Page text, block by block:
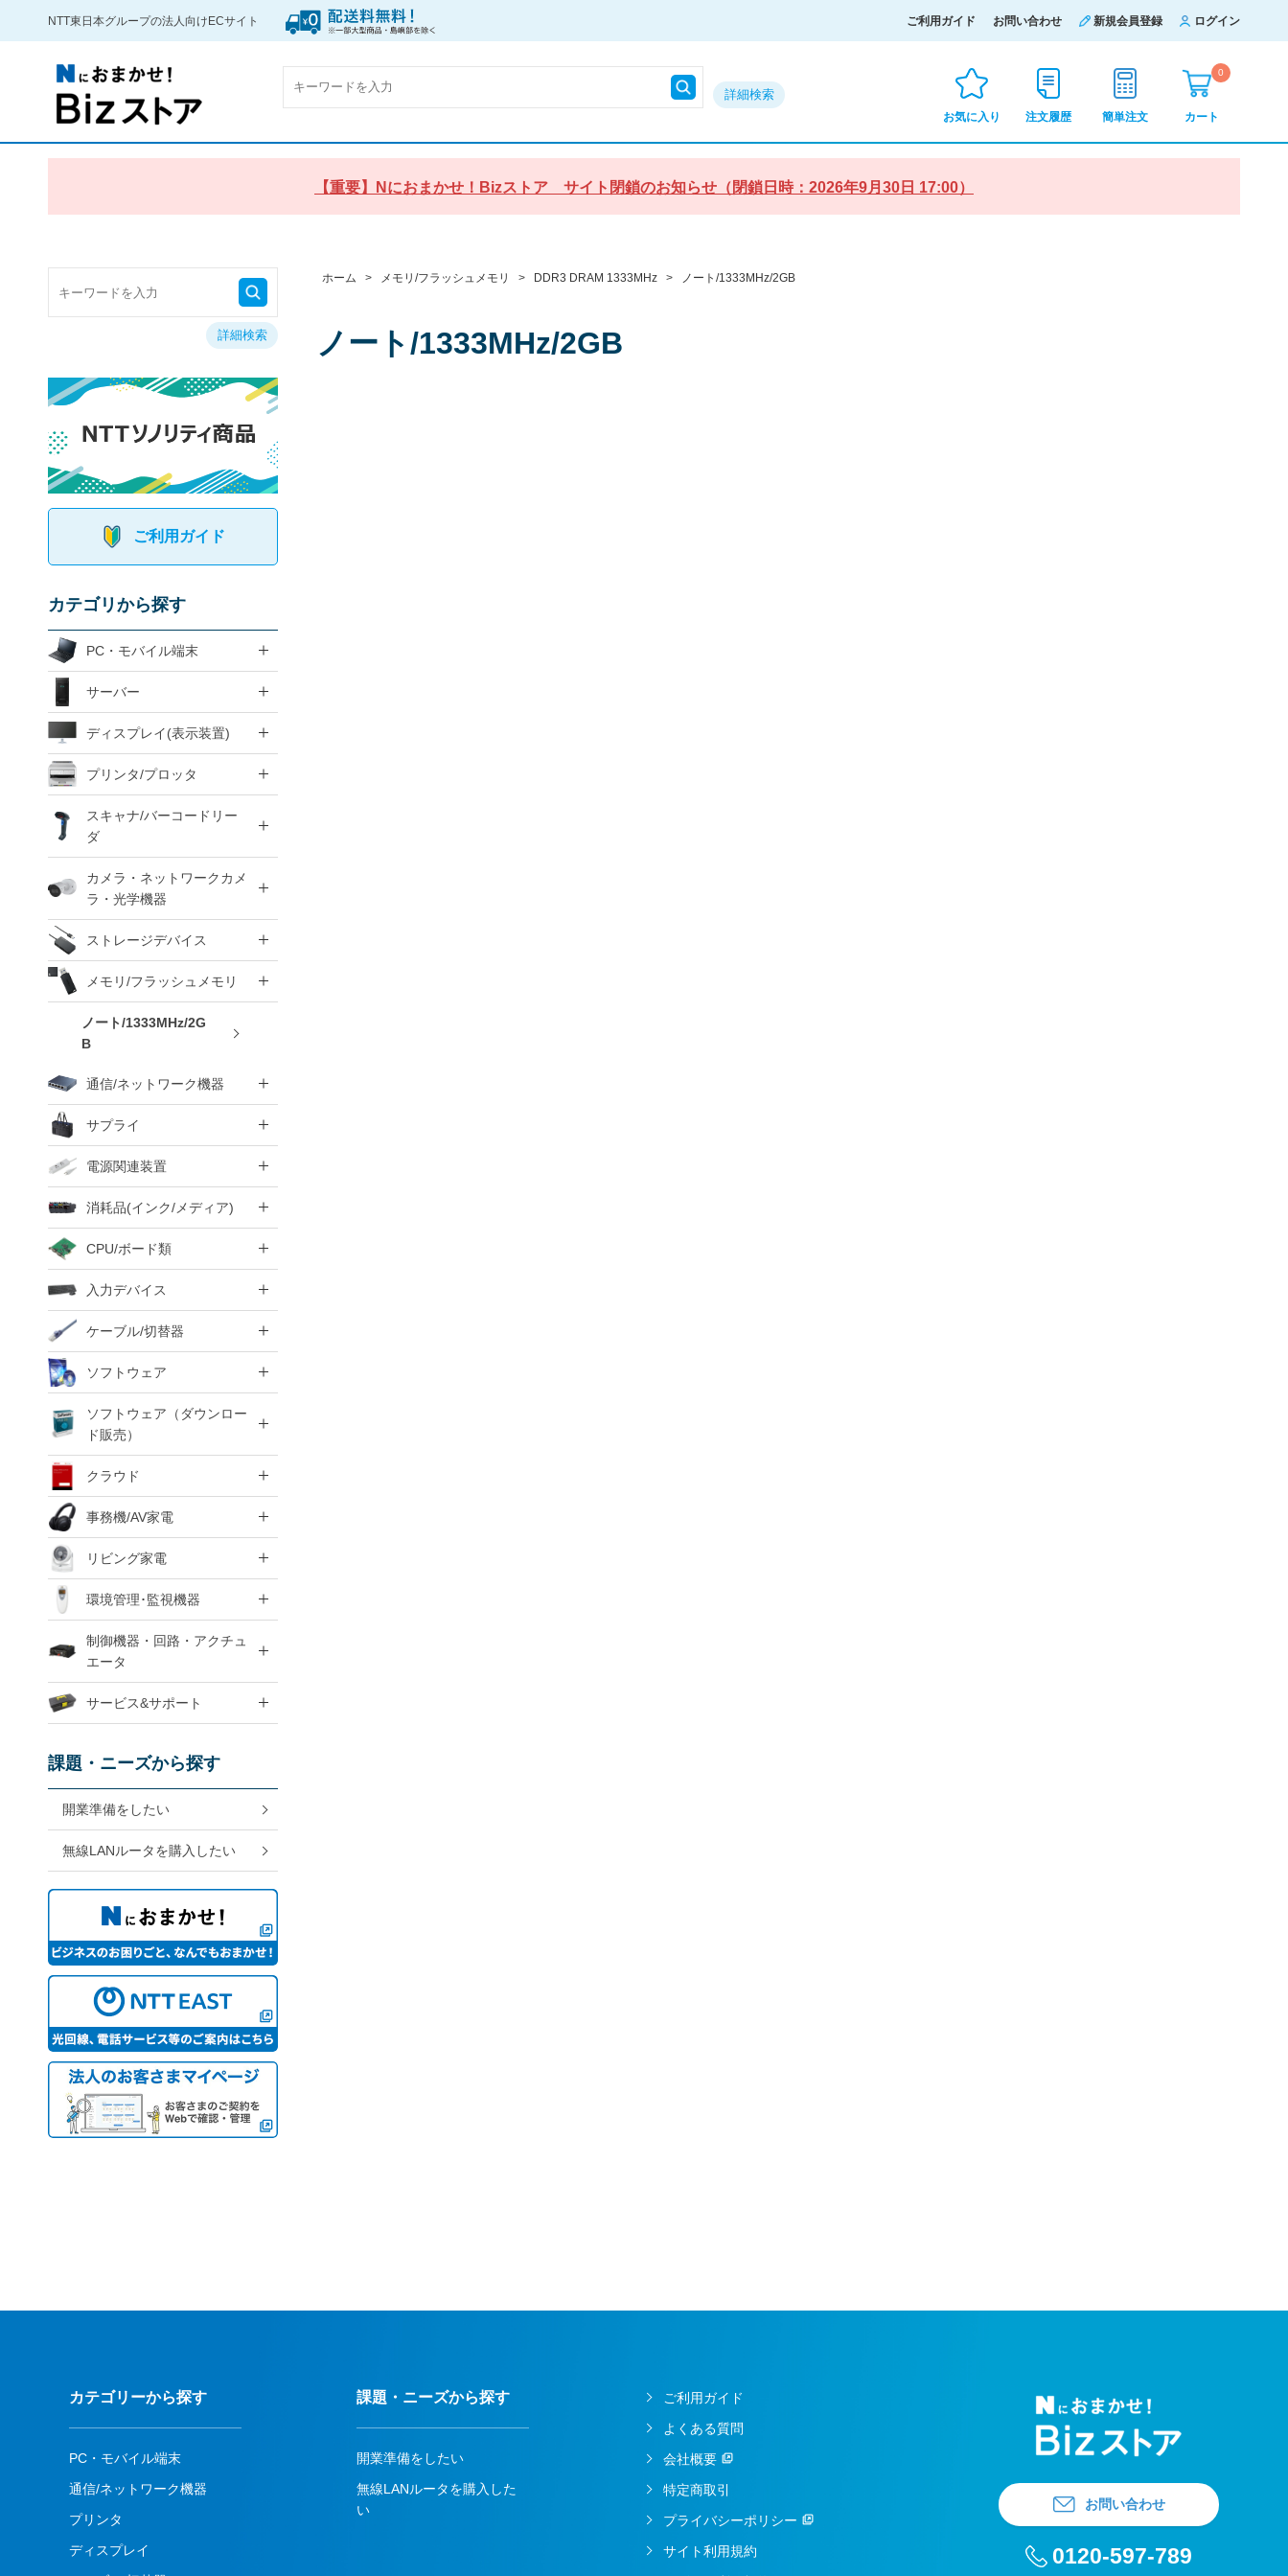
NTT東日本グループの法人向けECサイト ご利用ガイド お問い合わせ 新規会員登録 ログイン
詳細検索
お気に入り 注文履歴 簡単注文
0
カート
【重要】Nにおまかせ！Bizストア サイト閉鎖のお知らせ（閉鎖日時：2026年9月30日 17:00）
ホーム > メモリ/フラッシュメモリ > DDR3 DRAM 1333MHz > ノート/1333MHz/2GB
ノート/1333MHz/2GB
詳細検索
ご利用ガイド
カテゴリから探す
PC・モバイル端末
サーバー
ディスプレイ(表示装置)
プリンタ/プロッタ
スキャナ/バーコードリー
ダ
カメラ・ネットワークカメ
ラ・光学機器
ストレージデバイス
メモリ/フラッシュメモリ
ノート/1333MHz/2G
B
通信/ネットワーク機器
サプライ
電源関連装置
消耗品(インク/メディア)
CPU/ボード類
入力デバイス
ケーブル/切替器
ソフトウェア
ソフトウェア（ダウンロー
ド販売）
クラウド
事務機/AV家電
リビング家電
環境管理･監視機器
制御機器・回路・アクチュ
エータ
サービス&サポート
課題・ニーズから探す
開業準備をしたい
無線LANルータを購入したい
カテゴリーから探す
PC・モバイル端末
通信/ネットワーク機器
プリンタ
ディスプレイ
課題・ニーズから探す
開業準備をしたい
無線LANルータを購入した
い
ご利用ガイド
よくある質問
会社概要
特定商取引
プライバシーポリシー
サイト利用規約
お問い合わせ
0120-597-789